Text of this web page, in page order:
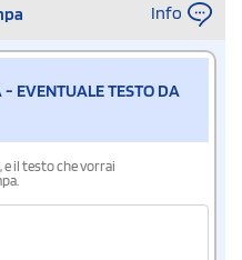
Info
- EVENTUALE TESTO DA
e il testo che vorrai